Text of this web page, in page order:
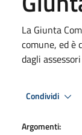
La Giunta
comune, ed è
dagli
Condividi
Argomenti: